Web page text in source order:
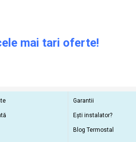
mai tari oferte!
Garantii
Ești instalator?
Blog Termostal